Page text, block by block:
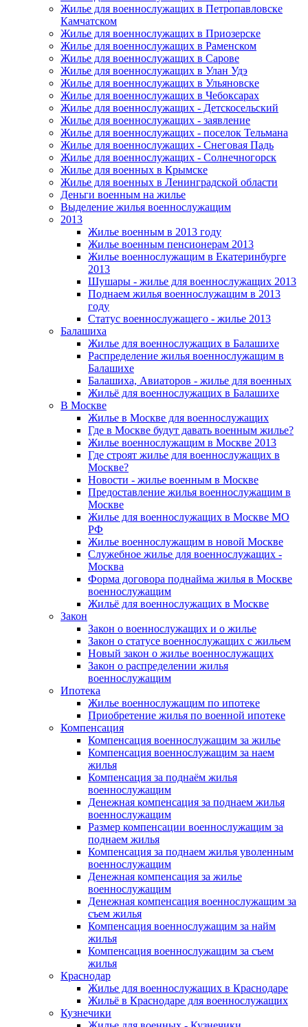
Жилье для военнослужащих в Петропавловске
Камчатском
Жилье для военнослужащих в Приозерске
Жилье для военнослужащих в Раменском
Жилье для военнослужащих в Сарове
Жилье для военнослужащих в Улан Удэ
Жилье для военнослужащих в Ульяновске
Жилье для военнослужащих в Чебоксарах
Жилье для военнослужащих - Детскосельский
Жилье для военнослужащих - заявление
Жилье для военнослужащих - поселок Тельмана
Жилье для военнослужащих - Снеговая Падь
Жилье для военнослужащих - Солнечногорск
Жилье для военных в Крымске
Жилье для военных в Ленинградской области
Деньги военным на жилье
Выделение жилья военнослужащим
2013
Жилье военным в 2013 году
Жилье военным пенсионерам 2013
Жилье военнослужащим в Екатеринбурге
2013
Шушары - жилье для военнослужащих 2013
Поднаем жилья военнослужащим в 2013
году
Статус военнослужащего - жилье 2013
Балашиха
Жилье для военнослужащих в Балашихе
Распределение жилья военнослужащим в
Балашихе
Балашиха, Авиаторов - жилье для военных
Жильё для военнослужащих в Балашихе
В Москве
Жилье в Москве для военнослужащих
Где в Москве будут давать военным жилье?
Жилье военнослужащим в Москве 2013
Где строят жилье для военнослужащих в
Москве?
Новости - жилье военным в Москве
Предоставление жилья военнослужащим в
Москве
Жилье для военнослужащих в Москве МО
РФ
Жилье военнослужащим в новой Москве
Служебное жилье для военнослужащих -
Москва
Форма договора поднайма жилья в Москве
военнослужащим
Жильё для военнослужащих в Москве
Закон
Закон о военнослужащих и о жилье
Закон о статусе военнослужащих с жильем
Новый закон о жилье военнослужащих
Закон о распределении жилья
военнослужащим
Ипотека
Жилье военнослужащим по ипотеке
Приобретение жилья по военной ипотеке
Компенсация
Компенсация военнослужащим за жилье
Компенсация военнослужащим за наем
жилья
Компенсация за поднаём жилья
военнослужащим
Денежная компенсация за поднаем жилья
военнослужащим
Размер компенсации военнослужащим за
поднаем жилья
Компенсация за поднаем жилья уволенным
военнослужащим
Денежная компенсация за жилье
военнослужащим
Денежная компенсация военнослужащим за
съем жилья
Компенсация военнослужащим за найм
жилья
Компенсация военнослужащим за съем
жилья
Краснодар
Жилье для военнослужащих в Краснодаре
Жильё в Краснодаре для военнослужащих
Кузнечики